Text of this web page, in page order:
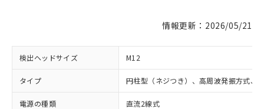
情報更新：2026/05/21
検出ヘッドサイズ M12
タイプ 円柱型（ネジつき）、高周波発振方式、
電源の種類 直流2線式